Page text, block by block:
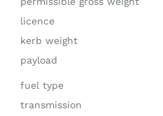
licence
kerb weight
payload
fuel type
transmission